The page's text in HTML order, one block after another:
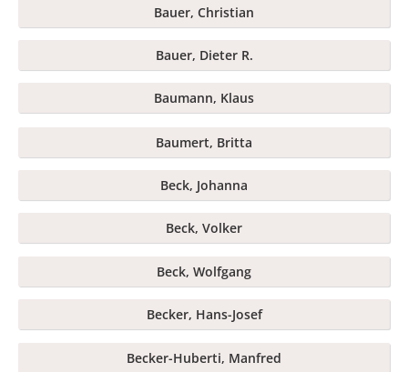
Bauer, Christian
Bauer, Dieter R.
Baumann, Klaus
Baumert, Britta
Beck, Johanna
Beck, Volker
Beck, Wolfgang
Becker, Hans-Josef
Becker-Huberti, Manfred